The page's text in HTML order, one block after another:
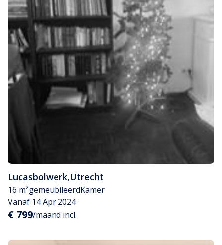
Lucasbolwerk,Utrecht
16 m²gemeubileerdKamer
Vanaf 14 Apr 2024
€ 799/maand incl.